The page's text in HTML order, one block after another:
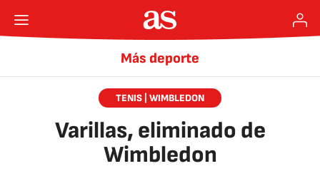
Más deporte
TENIS | WIMBLEDON
Varillas, eliminado de
Wimbledon